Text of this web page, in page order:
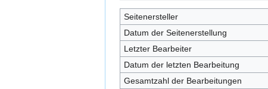
Seitenersteller
Datum der Seitenerstellung
Letzter Bearbeiter
Datum der letzten Bearbeitung
Gesamtzahl der Bearbeitungen